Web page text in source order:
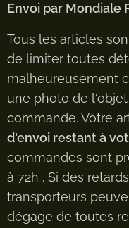
Envoi par Mondiale
Tous les articles
de limiter toutes
malheureusement
une photo de
commande. Votre
d'envoi restant à
commandes sont
à 72h . Si des
transporteurs
dégage de toutes